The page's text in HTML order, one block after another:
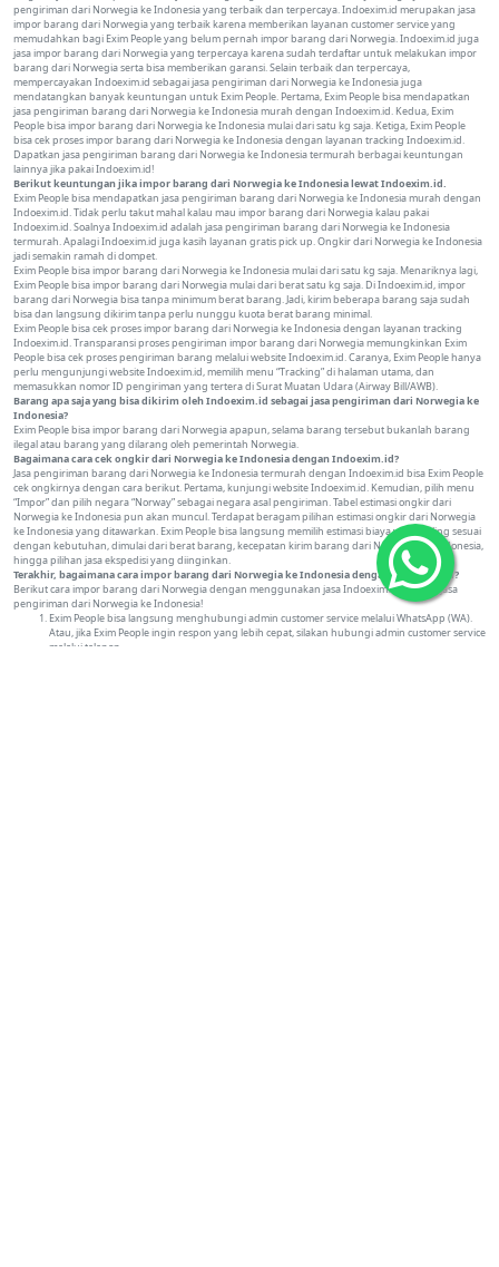
pengiriman dari Norwegia ke Indonesia yang terbaik dan terpercaya. Indoexim.id merupakan jasa
impor barang dari Norwegia yang terbaik karena memberikan layanan customer service yang
memudahkan bagi Exim People yang belum pernah impor barang dari Norwegia. Indoexim.id juga
jasa impor barang dari Norwegia yang terpercaya karena sudah terdaftar untuk melakukan impor
barang dari Norwegia serta bisa memberikan garansi. Selain terbaik dan terpercaya,
mempercayakan Indoexim.id sebagai jasa pengiriman dari Norwegia ke Indonesia juga
mendatangkan banyak keuntungan untuk Exim People. Pertama, Exim People bisa mendapatkan
jasa pengiriman barang dari Norwegia ke Indonesia murah dengan Indoexim.id. Kedua, Exim
People bisa impor barang dari Norwegia ke Indonesia mulai dari satu kg saja. Ketiga, Exim People
bisa cek proses impor barang dari Norwegia ke Indonesia dengan layanan tracking Indoexim.id.
Dapatkan jasa pengiriman barang dari Norwegia ke Indonesia termurah berbagai keuntungan
lainnya jika pakai Indoexim.id!
Berikut keuntungan jika impor barang dari Norwegia ke Indonesia lewat Indoexim.id.
Exim People bisa mendapatkan jasa pengiriman barang dari Norwegia ke Indonesia murah dengan
Indoexim.id. Tidak perlu takut mahal kalau mau impor barang dari Norwegia kalau pakai
Indoexim.id. Soalnya Indoexim.id adalah jasa pengiriman barang dari Norwegia ke Indonesia
termurah. Apalagi Indoexim.id juga kasih layanan gratis pick up. Ongkir dari Norwegia ke Indonesia
jadi semakin ramah di dompet.
Exim People bisa impor barang dari Norwegia ke Indonesia mulai dari satu kg saja. Menariknya lagi,
Exim People bisa impor barang dari Norwegia mulai dari berat satu kg saja. Di Indoexim.id, impor
barang dari Norwegia bisa tanpa minimum berat barang. Jadi, kirim beberapa barang saja sudah
bisa dan langsung dikirim tanpa perlu nunggu kuota berat barang minimal.
Exim People bisa cek proses impor barang dari Norwegia ke Indonesia dengan layanan tracking
Indoexim.id. Transparansi proses pengiriman impor barang dari Norwegia memungkinkan Exim
People bisa cek proses pengiriman barang melalui website Indoexim.id. Caranya, Exim People hanya
perlu mengunjungi website Indoexim.id, memilih menu “Tracking” di halaman utama, dan
memasukkan nomor ID pengiriman yang tertera di Surat Muatan Udara (Airway Bill/AWB).
Barang apa saja yang bisa dikirim oleh Indoexim.id sebagai jasa pengiriman dari Norwegia ke
Indonesia?
Exim People bisa impor barang dari Norwegia apapun, selama barang tersebut bukanlah barang
ilegal atau barang yang dilarang oleh pemerintah Norwegia.
Bagaimana cara cek ongkir dari Norwegia ke Indonesia dengan Indoexim.id?
Jasa pengiriman barang dari Norwegia ke Indonesia termurah dengan Indoexim.id bisa Exim People
cek ongkirnya dengan cara berikut. Pertama, kunjungi website Indoexim.id. Kemudian, pilih menu
“Impor” dan pilih negara “Norway” sebagai negara asal pengiriman. Tabel estimasi ongkir dari
Norwegia ke Indonesia pun akan muncul. Terdapat beragam pilihan estimasi ongkir dari Norwegia
ke Indonesia yang ditawarkan. Exim People bisa langsung memilih estimasi biaya yang paling sesuai
dengan kebutuhan, dimulai dari berat barang, kecepatan kirim barang dari Norwegia ke Indonesia,
hingga pilihan jasa ekspedisi yang diinginkan.
Terakhir, bagaimana cara impor barang dari Norwegia ke Indonesia dengan Indoexim.id?
Berikut cara impor barang dari Norwegia dengan menggunakan jasa Indoexim.id sebagai jasa
pengiriman dari Norwegia ke Indonesia!
Exim People bisa langsung menghubungi admin customer service melalui WhatsApp (WA).
Atau, jika Exim People ingin respon yang lebih cepat, silakan hubungi admin customer service
melalui telepon.